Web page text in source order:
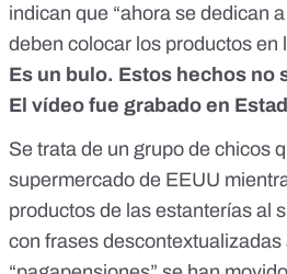
indican que “ahora se dedican
deben colocar los productos en
Es un bulo. Estos hechos no
El vídeo fue grabado en
Se trata de un grupo de chicos
supermercado de EEUU
productos de las estanterías al
con frases